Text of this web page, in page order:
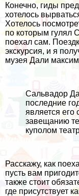
Конечно, гиды
хотелось
Хотелось
по которым гулял
поехал сам.
экскурсия, и я
музея Дали
Сальвадор
последние
является
завещанию
куполом
Расскажу, как
пусть вам
также стоит
где присутствует